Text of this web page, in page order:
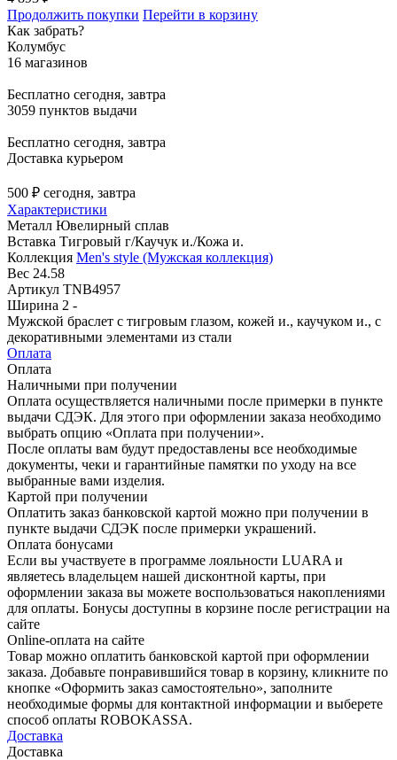
Продолжить покупки Перейти в корзину
Как забрать?
Колумбус
16 магазинов
Бесплатно сегодня, завтра
3059 пунктов выдачи
Бесплатно сегодня, завтра
Доставка курьером
500 ₽ сегодня, завтра
Характеристики
Металл Ювелирный сплав
Вставка Тигровый г/Каучук и./Кожа и.
Коллекция Men's style (Мужская коллекция)
Вес 24.58
Артикул TNB4957
Ширина 2 -
Мужской браслет с тигровым глазом, кожей и., каучуком и., с
декоративными элементами из стали
Оплата
Оплата
Наличными при получении
Оплата осуществляется наличными после примерки в пункте
выдачи СДЭК. Для этого при оформлении заказа необходимо
выбрать опцию «Оплата при получении».
После оплаты вам будут предоставлены все необходимые
документы, чеки и гарантийные памятки по уходу на все
выбранные вами изделия.
Картой при получении
Оплатить заказ банковской картой можно при получении в
пункте выдачи СДЭК после примерки украшений.
Оплата бонусами
Если вы участвуете в программе лояльности LUARA и
являетесь владельцем нашей дисконтной карты, при
оформлении заказа вы можете воспользоваться накоплениями
для оплаты. Бонусы доступны в корзине после регистрации на
сайте
Online-оплата на сайте
Товар можно оплатить банковской картой при оформлении
заказа. Добавьте понравившийся товар в корзину, кликните по
кнопке «Оформить заказ самостоятельно», заполните
необходимые формы для контактной информации и выберете
способ оплаты ROBOKASSA.
Доставка
Доставка